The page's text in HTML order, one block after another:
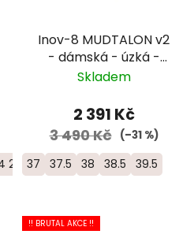
2/3 45 1/3 46 46 2/3
Inov-8 MUDTALON v2
- dámská - úzká -
modrá/černá
Skladem
2 391 Kč
3 490 Kč (–31 %)
37 37.5 38 38.5 39.5
!! BRUTAL AKCE !!